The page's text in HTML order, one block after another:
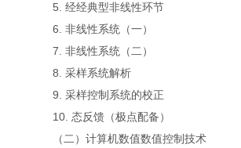
5. 经经典型非线性环节
6. 非线性系统（一）
7. 非线性系统（二）
8. 采样系统解析
9. 采样控制系统的校正
10. 态反馈（极点配备）
（二）计算机数值数值控制技术